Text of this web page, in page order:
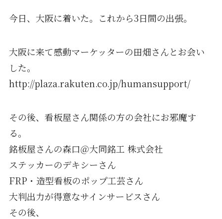
今日、大阪に着いた。これから3日間の出張。
大阪に来て感動マーケッターの田畑さんとお会い
した。
http://plaza.rakuten.co.jp/humansupport/
その後、看板屋さん関係の方の会社にお邪魔す
る。
銘板屋さんの森口＠大同銘工 株式会社
ステッカーのデキシーさん
FRP・造型看板のポップ工芸さん
大判出力が得意なサインサービスさん
その後、